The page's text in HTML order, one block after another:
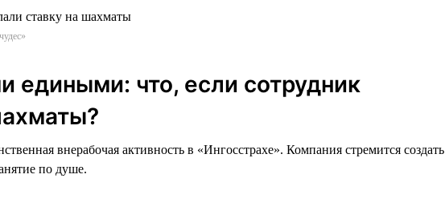
едиными: что, если сотрудник
внерабочая активность в «Ингосстрахе». Компания стремится создать
по душе.